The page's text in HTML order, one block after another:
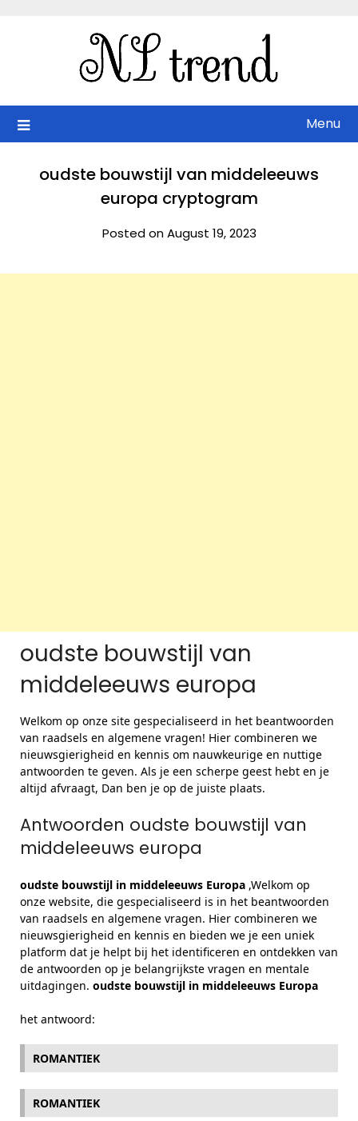
Menu
oudste bouwstijl van middeleeuws
europa cryptogram
Posted on August 19, 2023
oudste bouwstijl van
middeleeuws europa
Welkom op onze site gespecialiseerd in het beantwoorden
van raadsels en algemene vragen! Hier combineren we
nieuwsgierigheid en kennis om nauwkeurige en nuttige
antwoorden te geven. Als je een scherpe geest hebt en je
altijd afvraagt, Dan ben je op de juiste plaats.
Antwoorden oudste bouwstijl van
middeleeuws europa
oudste bouwstijl in middeleeuws Europa ,Welkom op
onze website, die gespecialiseerd is in het beantwoorden
van raadsels en algemene vragen. Hier combineren we
nieuwsgierigheid en kennis en bieden we je een uniek
platform dat je helpt bij het identificeren en ontdekken van
de antwoorden op je belangrijkste vragen en mentale
uitdagingen. oudste bouwstijl in middeleeuws Europa
het antwoord:
ROMANTIEK
ROMANTIEK